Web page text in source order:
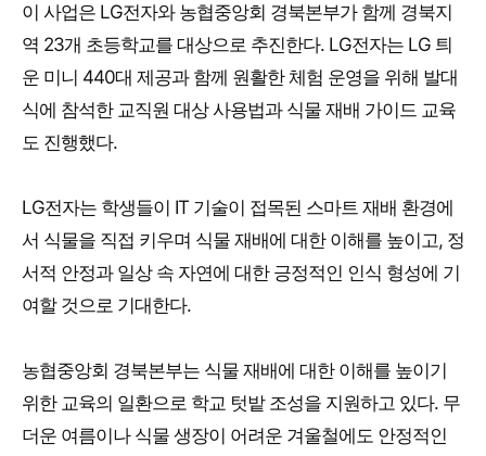
이 사업은 LG전자와 농협중앙회 경북본부가 함께 경북지
역 23개 초등학교를 대상으로 추진한다. LG전자는 LG 틔
운 미니 440대 제공과 함께 원활한 체험 운영을 위해 발대
식에 참석한 교직원 대상 사용법과 식물 재배 가이드 교육
도 진행했다.
LG전자는 학생들이 IT 기술이 접목된 스마트 재배 환경에
서 식물을 직접 키우며 식물 재배에 대한 이해를 높이고, 정
서적 안정과 일상 속 자연에 대한 긍정적인 인식 형성에 기
여할 것으로 기대한다.
농협중앙회 경북본부는 식물 재배에 대한 이해를 높이기
위한 교육의 일환으로 학교 텃밭 조성을 지원하고 있다. 무
더운 여름이나 식물 생장이 어려운 겨울철에도 안정적인